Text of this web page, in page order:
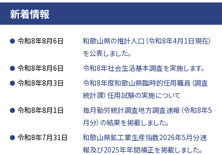
新着情報
令和8年8月6日
和歌山県の推計人口（令和8年4月1日現在）
を公表しました。
令和8年8月6日
令和8年社会生活基本調査を実施します。
令和8年8月3日
令和8年度和歌山県臨時的任用職員（調査
統計課）任用試験の実施について
令和8年8月1日
毎月勤労統計調査地方調査速報（令和8年5
月分）の結果を掲載しました。
令和8年7月31日
和歌山県鉱工業生産指数2026年5月分速
報及び2025年年間補正を掲載しました。